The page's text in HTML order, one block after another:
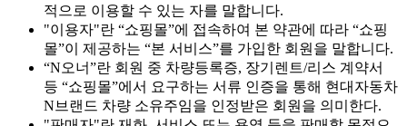
적으로 이용할 수 있는 자를 말합니다.
"이용자"란 “쇼핑몰”에 접속하여 본 약관에 따라 “쇼핑
몰”이 제공하는 “본 서비스”를 가입한 회원을 말합니다.
“N오너”란 회원 중 차량등록증, 장기렌트/리스 계약서
등 “쇼핑몰”에서 요구하는 서류 인증을 통해 현대자동차
N브랜드 차량 소유주임을 인정받은 회원을 의미한다.